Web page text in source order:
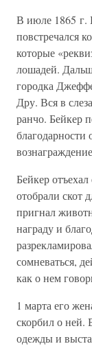
В июле 1865 г.
повстречался
которые
лошадей.
городка
Дру. Вся в
ранчо. Бейкер
благодарности
Бейкер
отобрали скот
пригнал
награду и
сомневаться,
как о нем
1 марта его
скорбил о ней.
одежды и